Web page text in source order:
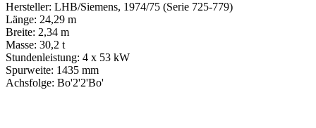
Hersteller: LHB/Siemens, 1974/75 (Serie 725-779)
Länge: 24,29 m
Breite: 2,34 m
Masse: 30,2 t
Stundenleistung: 4 x 53 kW
Spurweite: 1435 mm
Achsfolge: Bo'2'2'Bo'